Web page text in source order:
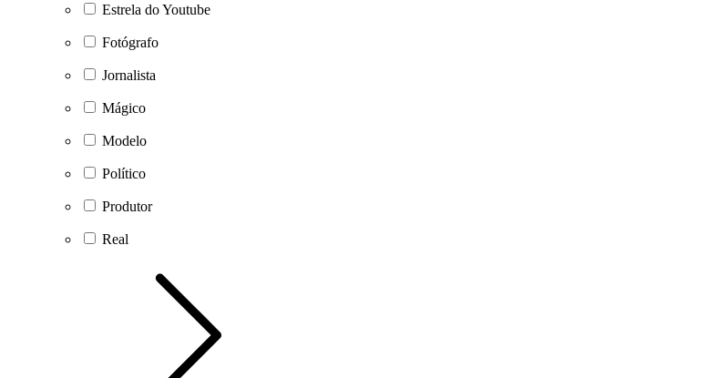
Estrela do Youtube
Fotógrafo
Jornalista
Mágico
Modelo
Político
Produtor
Real